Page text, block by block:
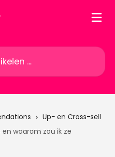
Up- en Cross-sell
waarom zou ik ze